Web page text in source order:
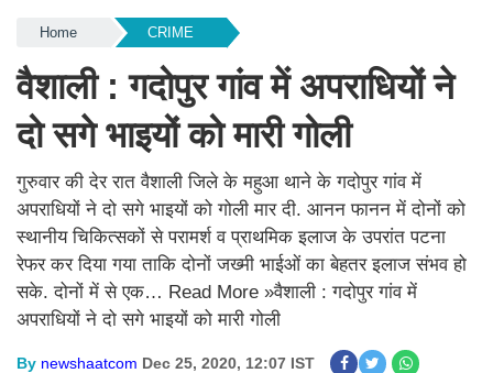
Home CRIME
वैशाली : गदोपुर गांव में अपराधियों ने
दो सगे भाइयों को मारी गोली
गुरुवार की देर रात वैशाली जिले के महुआ थाने के गदोपुर गांव में
अपराधियों ने दो सगे भाइयों को गोली मार दी. आनन फानन में दोनों को
स्थानीय चिकित्सकों से परामर्श व प्राथमिक इलाज के उपरांत पटना
रेफर कर दिया गया ताकि दोनों जख्मी भाईओं का बेहतर इलाज संभव हो
सके. दोनों में से एक… Read More »वैशाली : गदोपुर गांव में
अपराधियों ने दो सगे भाइयों को मारी गोली
By newshaatcom Dec 25, 2020, 12:07 IST